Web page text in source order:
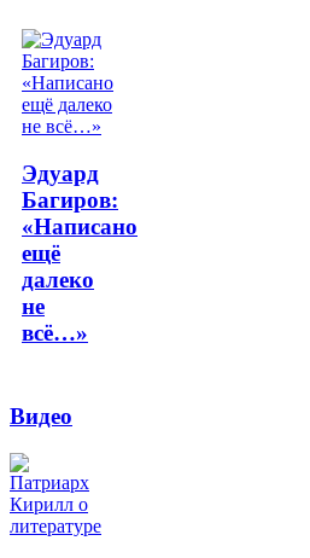
Эдуард
Багиров:
«Написано
ещё
далеко
не
всё…»
Видео